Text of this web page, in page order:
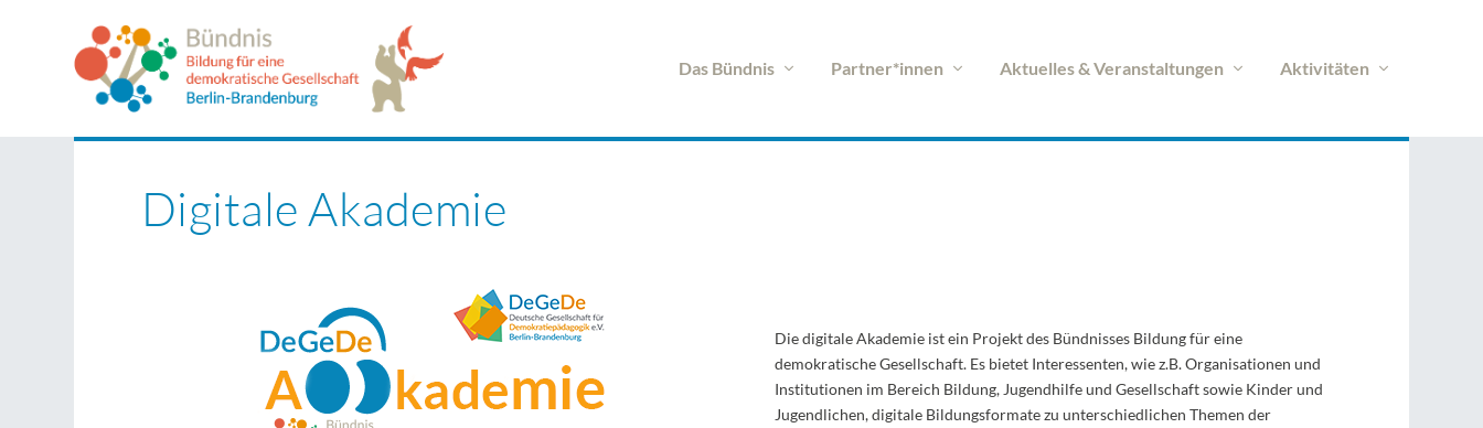
Das Bündnis Partner*innen Aktuelles & Veranstaltungen Aktivitäten
Digitale Akademie
Die digitale Akademie ist ein Projekt des Bündnisses Bildung für eine
demokratische Gesellschaft. Es bietet Interessenten, wie z.B. Organisationen und
Institutionen im Bereich Bildung, Jugendhilfe und Gesellschaft sowie Kinder und
Jugendlichen, digitale Bildungsformate zu unterschiedlichen Themen der